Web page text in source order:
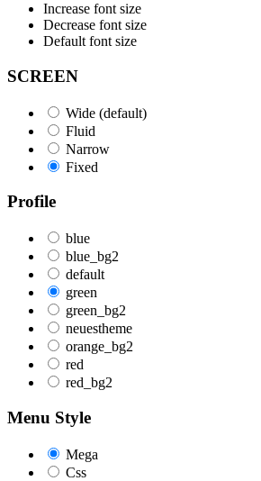
Increase font size
Decrease font size
Default font size
SCREEN
Wide (default)
Fluid
Narrow
Fixed
Profile
blue
blue_bg2
default
green
green_bg2
neuestheme
orange_bg2
red
red_bg2
Menu Style
Mega
Css